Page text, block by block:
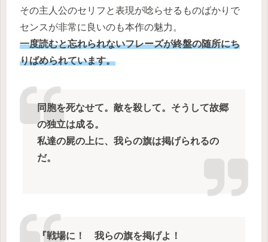
その主人公のセリフと表現が唸らせるものばかりで
センスが非常に良いのも本作の魅力。
一度読むと忘れられないフレーズが終盤の随所にち
りばめられています。
同胞を死なせて。敵を殺して。そうして故郷
の独立は成る。
私達の屍の上に、我らの旗は掲げられるの
だ。
『戦場に！ 我らの旗を掲げよ！